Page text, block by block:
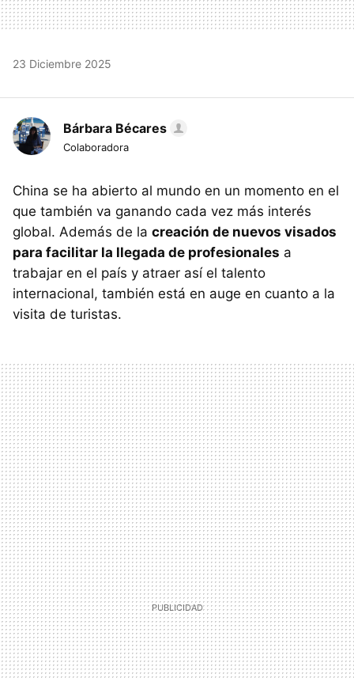
23 Diciembre 2025
Bárbara Bécares
Colaboradora
China se ha abierto al mundo en un momento en el
que también va ganando cada vez más interés
global. Además de la creación de nuevos visados
para facilitar la llegada de profesionales a
trabajar en el país y atraer así el talento
internacional, también está en auge en cuanto a la
visita de turistas.